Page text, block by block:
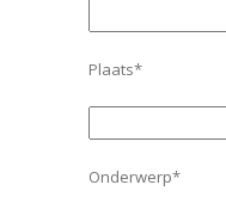
Plaats*
Onderwerp*